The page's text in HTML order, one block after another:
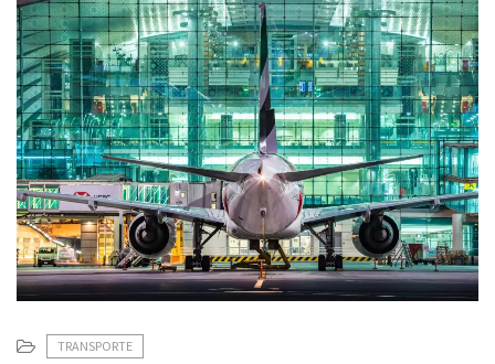
g
l
e
N
a
v
i
g
a
t
i
o
TRANSPORTE